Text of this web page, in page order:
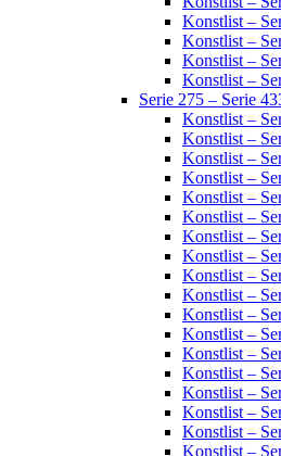
Konstlist –
Konstlist –
Konstlist –
Konstlist –
Serie 275 – Serie
Konstlist –
Konstlist –
Konstlist –
Konstlist –
Konstlist –
Konstlist –
Konstlist –
Konstlist –
Konstlist –
Konstlist –
Konstlist –
Konstlist –
Konstlist –
Konstlist –
Konstlist –
Konstlist –
Konstlist –
Konstlist –